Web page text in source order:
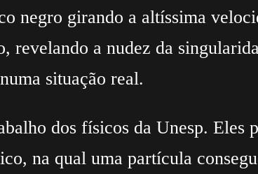
negro girando a altíssima
revelando a nudez da
situação real.
dos físicos da Unesp. Eles
na qual uma partícula